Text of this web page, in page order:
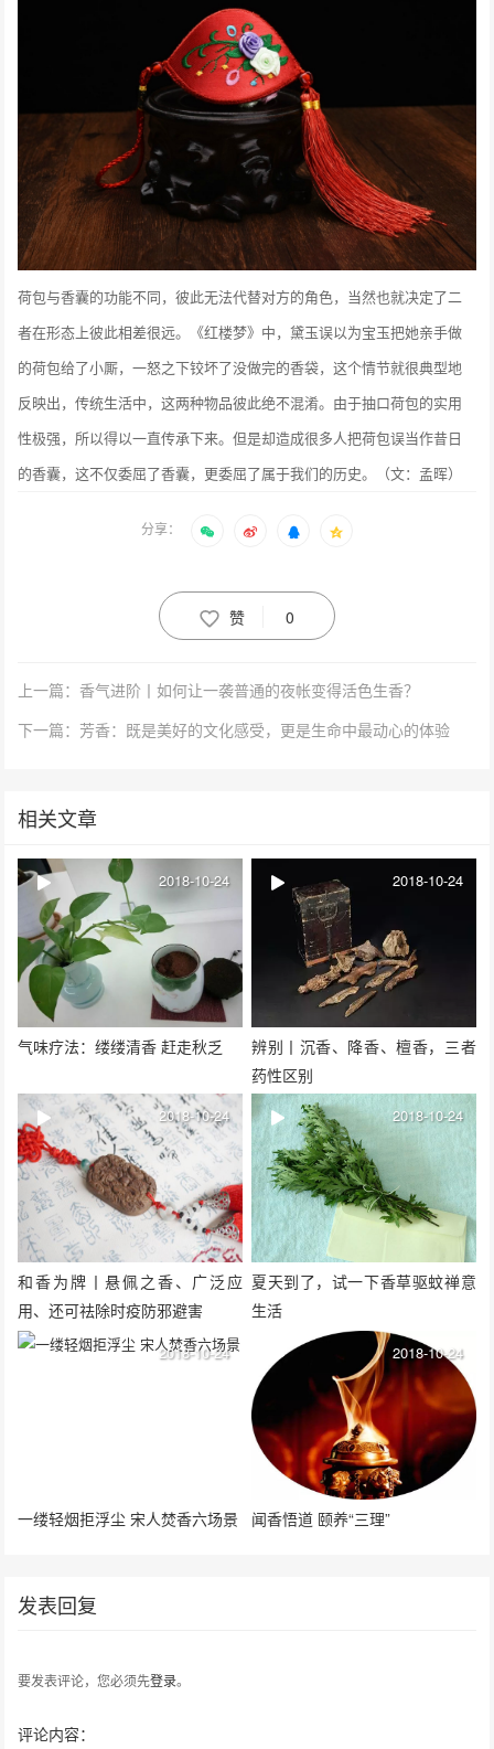
荷包与香囊的功能不同，彼此无法代替对方的角色，当然也就决定了二
者在形态上彼此相差很远。《红楼梦》中，黛玉误以为宝玉把她亲手做
的荷包给了小厮，一怒之下铰坏了没做完的香袋，这个情节就很典型地
反映出，传统生活中，这两种物品彼此绝不混淆。由于抽口荷包的实用
性极强，所以得以一直传承下来。但是却造成很多人把荷包误当作昔日
的香囊，这不仅委屈了香囊，更委屈了属于我们的历史。（文：孟晖）
分享：
赞 0
上一篇：香气进阶丨如何让一袭普通的夜帐变得活色生香？
下一篇：芳香：既是美好的文化感受，更是生命中最动心的体验
相关文章
气味疗法：缕缕清香 赶走秋乏
2018-10-24
辨别丨沉香、降香、檀香，三者
药性区别
2018-10-24
和香为牌丨悬佩之香、广泛应
用、还可祛除时疫防邪避害
2018-10-24
夏天到了，试一下香草驱蚊禅意
生活
2018-10-24
一缕轻烟拒浮尘 宋人焚香六场景
2018-10-24
闻香悟道 颐养“三理”
2018-10-24
发表回复
要发表评论，您必须先登录。
评论内容：